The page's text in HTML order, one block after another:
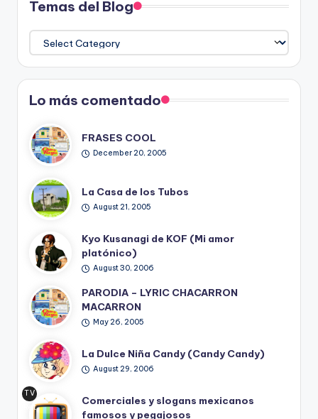
Temas del Blog
Temas
del
Blog
Lo más comentado
FRASES COOL
December 20, 2005
La Casa de los Tubos
August 21, 2005
Kyo Kusanagi de KOF (Mi amor
platónico)
August 30, 2006
PARODIA – LYRIC CHACARRON
MACARRON
May 26, 2005
La Dulce Niña Candy (Candy Candy)
August 29, 2006
TV
Ret
Comerciales y slogans mexicanos
famosos y pegajosos